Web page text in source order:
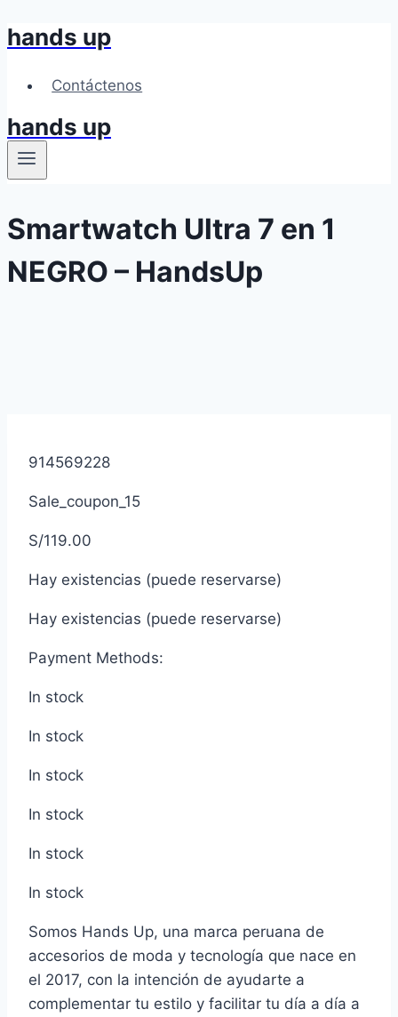
Skip
content
hands up
Contáctenos
hands up
Smartwatch Ultra 7 en 1
NEGRO – HandsUp
914569228
Sale_coupon_15
S/119.00
Hay existencias (puede reservarse)
Hay existencias (puede reservarse)
Payment Methods:
In stock
In stock
In stock
In stock
In stock
In stock
Somos Hands Up, una marca peruana de
accesorios de moda y tecnología que nace en
el 2017, con la intención de ayudarte a
complementar tu estilo y facilitar tu día a día a